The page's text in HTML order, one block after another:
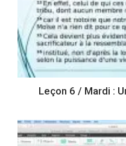
Leçon 6 / Mardi :